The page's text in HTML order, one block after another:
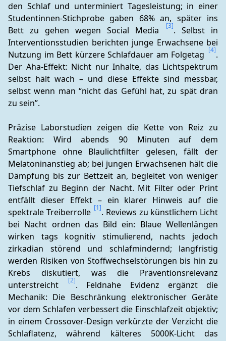
den Schlaf und unterminiert Tagesleistung; in einer
Studentinnen-Stichprobe gaben 68% an, später ins
Bett zu gehen wegen Social Media
[3]. Selbst in
Interventionsstudien berichten junge Erwachsene bei
Nutzung im Bett kürzere Schlafdauer am Folgetag [4].
Der Aha‑Effekt: Nicht nur Inhalte, das Lichtspektrum
selbst hält wach – und diese Effekte sind messbar,
selbst wenn man “nicht das Gefühl hat, zu spät dran
zu sein”.
Präzise Laborstudien zeigen die Kette von Reiz zu
Reaktion: Wird abends 90 Minuten auf dem
Smartphone ohne Blaulichtfilter gelesen, fällt der
Melatoninanstieg ab; bei jungen Erwachsenen hält die
Dämpfung bis zur Bettzeit an, begleitet von weniger
Tiefschlaf zu Beginn der Nacht. Mit Filter oder Print
entfällt dieser Effekt – ein klarer Hinweis auf die
spektrale Treiberrolle [1]. Reviews zu künstlichem Licht
bei Nacht ordnen das Bild ein: Blaue Wellenlängen
wirken tags kognitiv stimulierend, nachts jedoch
zirkadian störend und schlafmindernd; langfristig
werden Risiken von Stoffwechselstörungen bis hin zu
Krebs diskutiert, was die Präventionsrelevanz
unterstreicht
[2]. Feldnahe Evidenz ergänzt die
Mechanik: Die Beschränkung elektronischer Geräte
vor dem Schlafen verbessert die Einschlafzeit objektiv;
in einem Crossover‑Design verkürzte der Verzicht die
Schlaflatenz, während kälteres 5000K‑Licht das